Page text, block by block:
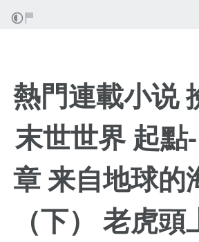
熱門連載小说
末世世界 起點
章 来自地球的
（下） 老虎